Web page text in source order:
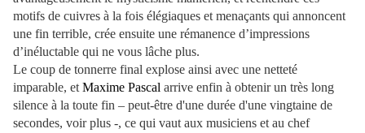
motifs de cuivres à la fois élégiaques et menaçants qui annoncent
une fin terrible, crée ensuite une rémanence d’impressions
d’inéluctable qui ne vous lâche plus.
Le coup de tonnerre final explose ainsi avec une netteté
imparable, et Maxime Pascal arrive enfin à obtenir un très long
silence à la toute fin – peut-être d'une durée d'une vingtaine de
secondes, voir plus -, ce qui vaut aux musiciens et au chef